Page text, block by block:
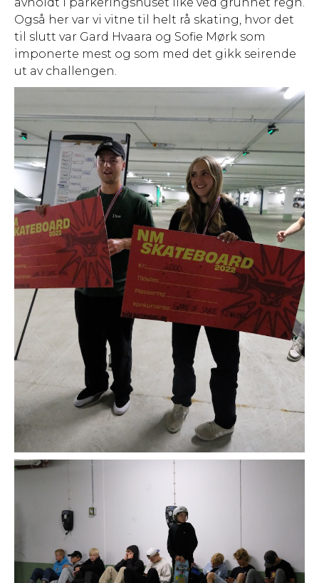
Også her var vi vitne til helt rå skating, hvor det
til slutt var Gard Hvaara og Sofie Mørk som
imponerte mest og som med det gikk seirende
ut av challengen.